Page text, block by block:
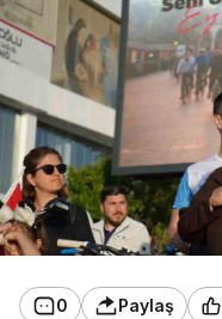
0 Paylaş